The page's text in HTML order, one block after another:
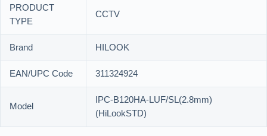
PRODUCT
TYPE
CCTV
Brand
HILOOK
EAN/UPC Code
311324924
Model
IPC-B120HA-LUF/SL(2.8mm)
(HiLookSTD)